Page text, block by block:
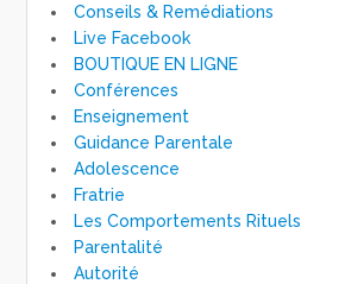
Conseils & Remédiations
Live Facebook
BOUTIQUE EN LIGNE
Conférences
Enseignement
Guidance Parentale
Adolescence
Fratrie
Les Comportements Rituels
Parentalité
Autorité